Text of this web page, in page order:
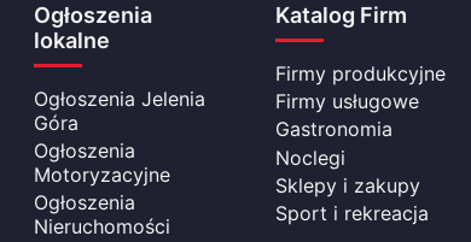
Ogłoszenia
lokalne
Ogłoszenia Jelenia
Góra
Ogłoszenia
Motoryzacyjne
Ogłoszenia
Nieruchomości
Katalog Firm
Firmy produkcyjne
Firmy usługowe
Gastronomia
Noclegi
Sklepy i zakupy
Sport i rekreacja